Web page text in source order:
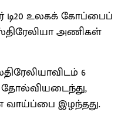
டி20 உலகக் கோப்பைப்
அணிகள்
6
தோல்வியடைந்து,
வாய்ப்பை இழந்தது.